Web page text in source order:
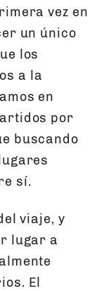
vez en
un único
los
a la
en
por
buscando
sí.
viaje, y
lugar a
El